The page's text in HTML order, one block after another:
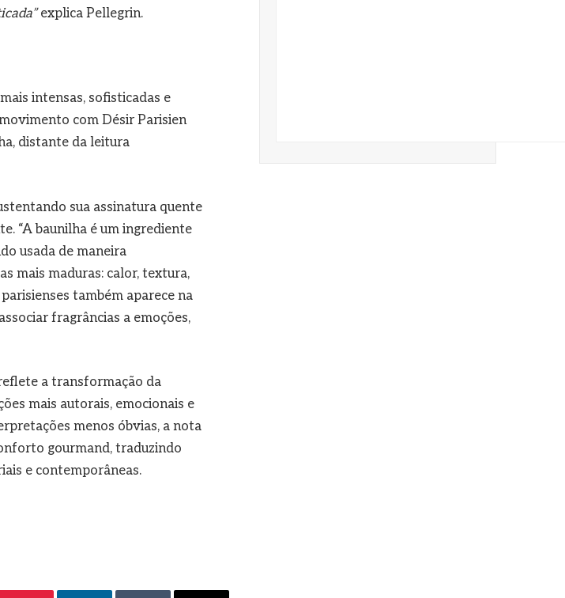
explica Pellegrin.
intensas, sofisticadas e
com Désir Parisien
distante da leitura
sua assinatura quente
“A baunilha é um ingrediente
usada de maneira
mais maduras: calor, textura,
também aparece na
fragrâncias a emoções,
a transformação da
mais autorais, emocionais e
menos óbvias, a nota
gourmand, traduzindo
e contemporâneas.